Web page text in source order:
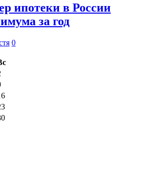
ипотеки в России
за год
0